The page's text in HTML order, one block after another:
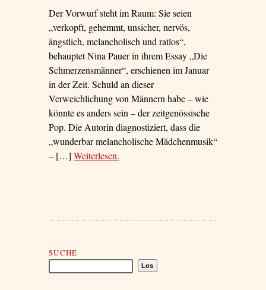
Der Vorwurf steht im Raum: Sie seien
„verkopft, gehemmt, unsicher, nervös,
ängstlich, melancholisch und ratlos“,
behauptet Nina Pauer in ihrem Essay „Die
Schmerzensmänner“, erschienen im Januar
in der Zeit. Schuld an dieser
Verweichlichung von Männern habe – wie
könnte es anders sein – der zeitgenössische
Pop. Die Autorin diagnostiziert, dass die
„wunderbar melancholische Mädchenmusik“
– […] Weiterlesen– ‘Verschwörung der Vollbärte’
.
SUCHE